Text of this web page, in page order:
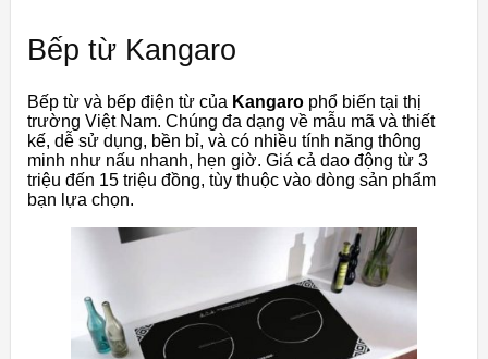
Bếp từ Kangaro
Bếp từ và bếp điện từ của Kangaro phổ biến tại thị
trường Việt Nam. Chúng đa dạng về mẫu mã và thiết
kế, dễ sử dụng, bền bỉ, và có nhiều tính năng thông
minh như nấu nhanh, hẹn giờ. Giá cả dao động từ 3
triệu đến 15 triệu đồng, tùy thuộc vào dòng sản phẩm
bạn lựa chọn.